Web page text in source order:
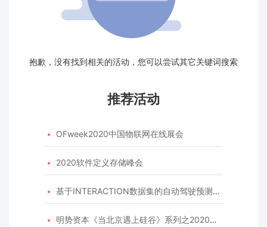
抱歉，没有找到相关的活动，您可以尝试其它关键词搜索
推荐活动
 OFweek2020中国物联网在线展会
 2020软件定义存储峰会
 基于INTERACTION数据集的自动驾驶预测模型挑战赛
 明势资本《当北京遇上硅谷》系列之2020年度开源峰会